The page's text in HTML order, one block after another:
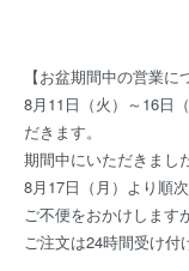
【お盆期間中の営業に
8月11日（火）～16日
だきます。
期間中にいただきまし
8月17日（月）より順
ご不便をおかけします
ご注文は24時間受け付